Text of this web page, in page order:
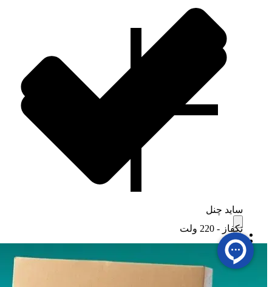
ساید چنل
تکفاز - 220 ولت